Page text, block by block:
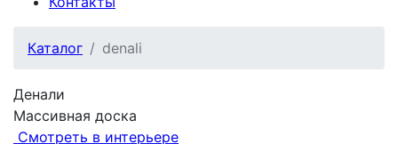
Каталог denali
Денали
Массивная доска
Смотреть в интерьере